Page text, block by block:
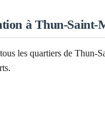
à Thun-Saint-
les quartiers de Thun-